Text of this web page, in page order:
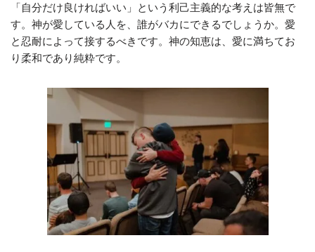
「自分だけ良ければいい」という利己主義的な考えは皆無で
す。神が愛している人を、誰がバカにできるでしょうか。愛
と忍耐によって接するべきです。神の知恵は、愛に満ちてお
り柔和であり純粋です。